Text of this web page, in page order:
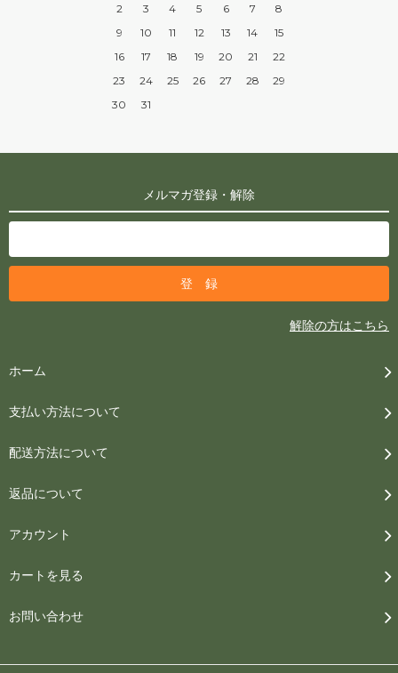
2
3 4 5 6 7
8
9
10 11 12 13 14
15
16
17 18 19 20 21
22
23
24 25 26 27 28
29
30
31
メルマガ登録・解除
解除の方はこちら
ホーム
支払い方法について
配送方法について
返品について
アカウント
カートを見る
お問い合わせ